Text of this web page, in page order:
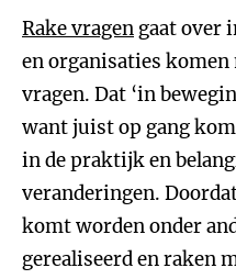
Rake vragen gaat over
en organisaties
vragen. Dat ‘in
want juist op gang
in de praktijk en
veranderingen.
komt worden onder
gerealiseerd en raken